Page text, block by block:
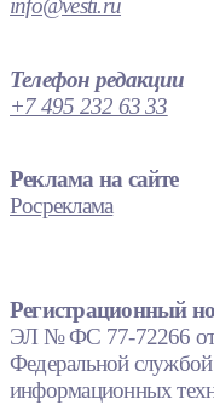
info@vesti.ru
Телефон редакции
+7 495 232 63 33
Реклама на сайте
Росреклама
Регистрационный
ЭЛ № ФС 77-72266 от
Федеральной службой
информационных